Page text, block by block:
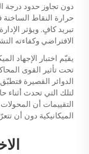
دون تجاوز حدود درجة
حرارة النقاط
تبريد كافٍ. ويؤثر
الافتراضي وكفاءته
يقيّم اختبار الإجهاد
تحت تأثير القوى
الدوائر القصيرة
لتلك التي تحدث أثناء
التقييمات أن
الميكانيكية دون أن